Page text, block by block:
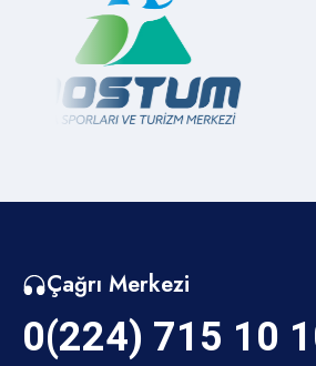
Çağrı Merkezi
0(224) 715 10